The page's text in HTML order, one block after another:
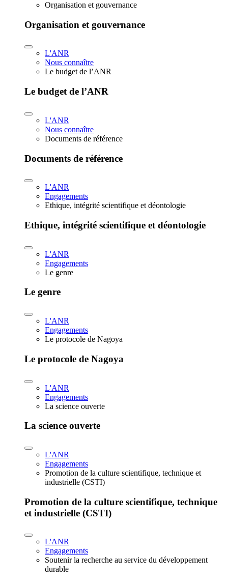
Organisation et gouvernance
Organisation et gouvernance
L'ANR
Nous connaître
Le budget de l’ANR
Le budget de l’ANR
L'ANR
Nous connaître
Documents de référence
Documents de référence
L'ANR
Engagements
Ethique, intégrité scientifique et déontologie
Ethique, intégrité scientifique et déontologie
L'ANR
Engagements
Le genre
Le genre
L'ANR
Engagements
Le protocole de Nagoya
Le protocole de Nagoya
L'ANR
Engagements
La science ouverte
La science ouverte
L'ANR
Engagements
Promotion de la culture scientifique, technique et
industrielle (CSTI)
Promotion de la culture scientifique, technique
et industrielle (CSTI)
L'ANR
Engagements
Soutenir la recherche au service du développement
durable